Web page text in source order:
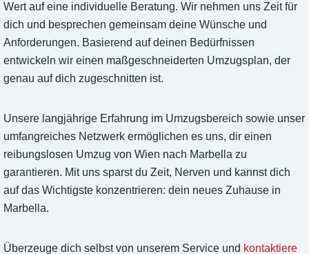
Wert auf eine individuelle Beratung. Wir nehmen uns Zeit für
dich und besprechen gemeinsam deine Wünsche und
Anforderungen. Basierend auf deinen Bedürfnissen
entwickeln wir einen maßgeschneiderten Umzugsplan, der
genau auf dich zugeschnitten ist.
Unsere langjährige Erfahrung im Umzugsbereich sowie unser
umfangreiches Netzwerk ermöglichen es uns, dir einen
reibungslosen Umzug von Wien nach Marbella zu
garantieren. Mit uns sparst du Zeit, Nerven und kannst dich
auf das Wichtigste konzentrieren: dein neues Zuhause in
Marbella.
Überzeuge dich selbst von unserem Service und kontaktiere